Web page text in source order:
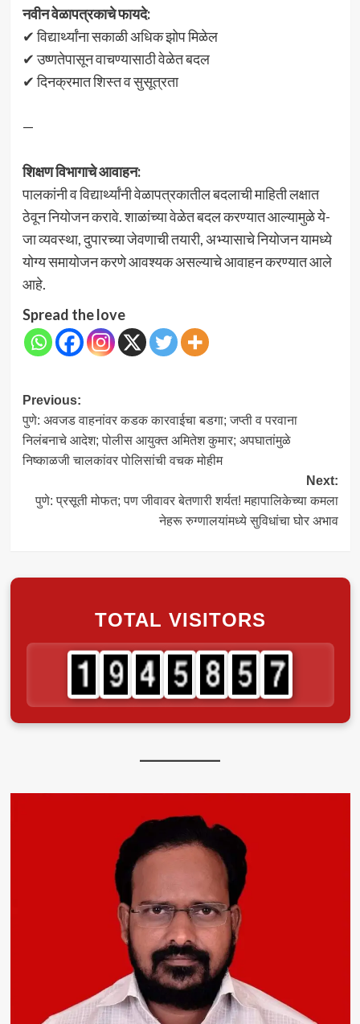
नवीन वेळापत्रकाचे फायदे:
✔ विद्यार्थ्यांना सकाळी अधिक झोप मिळेल
✔ उष्णतेपासून वाचण्यासाठी वेळेत बदल
✔ दिनक्रमात शिस्त व सुसूत्रता
—
शिक्षण विभागाचे आवाहन:
पालकांनी व विद्यार्थ्यांनी वेळापत्रकातील बदलाची माहिती लक्षात
ठेवून नियोजन करावे. शाळांच्या वेळेत बदल करण्यात आल्यामुळे ये-
जा व्यवस्था, दुपारच्या जेवणाची तयारी, अभ्यासाचे नियोजन यामध्ये
योग्य समायोजन करणे आवश्यक असल्याचे आवाहन करण्यात आले
आहे.
Spread the love
Post
navigation
Previous:
पुणे: अवजड वाहनांवर कडक कारवाईचा बडगा; जप्ती व परवाना
निलंबनाचे आदेश; पोलीस आयुक्त अमितेश कुमार; अपघातांमुळे
निष्काळजी चालकांवर पोलिसांची वचक मोहीम
Next:
पुणे: प्रसूती मोफत; पण जीवावर बेतणारी शर्यत! महापालिकेच्या कमला
नेहरू रुग्णालयांमध्ये सुविधांचा घोर अभाव
TOTAL VISITORS